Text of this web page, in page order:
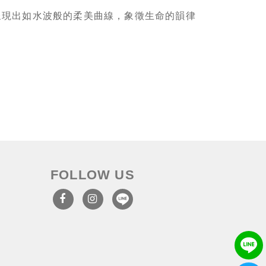
出如水波般的柔美曲線，象徵生命的韻律
FOLLOW US